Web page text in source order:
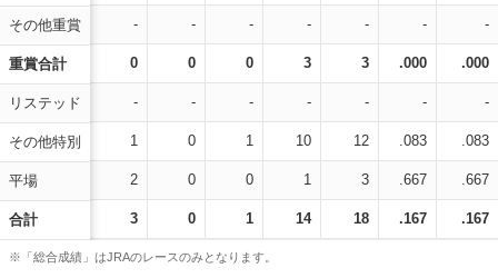
その他重賞
重賞合計
リステッド
その他特別
平場
合計
- - - - - - -
0 0 0 3 3 .000 .000
- - - - - - -
1 0 1 10 12 .083 .083
2 0 0 1 3 .667 .667
3 0 1 14 18 .167 .167
※「総合成績」はJRAのレースのみとなります。